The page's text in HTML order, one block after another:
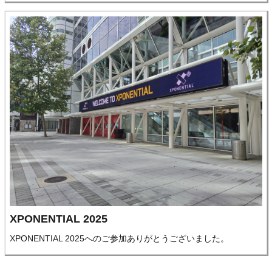
XPONENTIAL 2025
XPONENTIAL 2025へのご参加ありがとうございました。